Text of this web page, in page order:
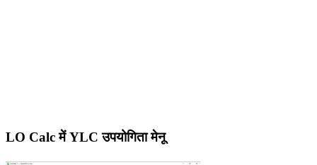
LO Calc में YLC उपयोगिता मेनू